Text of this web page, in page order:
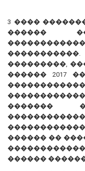
3 ����
������
���������,
������ 2017
�������
������ ��
������